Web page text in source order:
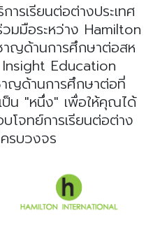
รเรียนต่อต่างประเทศ
มมือระหว่าง Hamilton
ญด้านการศึกษาต่อสห
Education
ญด้านการศึกษาต่อที่
ป็น "หนึ่ง" เพื่อให้คุณได้
โจทย์การเรียนต่อต่าง
รบวงจร